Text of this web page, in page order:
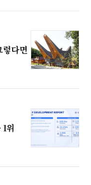
렇다면
위